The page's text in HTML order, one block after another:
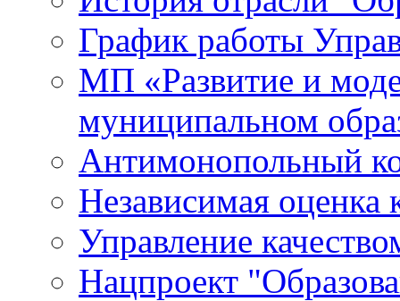
График работы
МП «Развитие и
муниципальном
Антимонопольный
Независимая оценка
Управление
Нацпроект